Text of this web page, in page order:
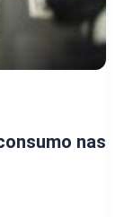
nas